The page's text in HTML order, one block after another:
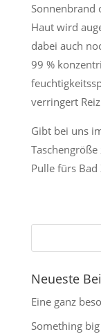
Sonnenbrand
Haut wird
dabei auch
99 %
verringert
Gibt bei uns
Pulle fürs Bad
Neueste
Eine ganz
Something